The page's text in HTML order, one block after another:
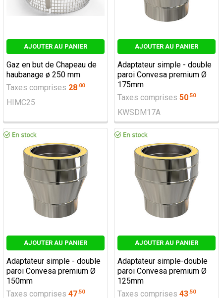
AJOUTER AU PANIER
Gaz en but de Chapeau de
haubanage ø 250 mm
Taxes comprises 28.00
HIMC25
AJOUTER AU PANIER
Adaptateur simple - double
paroi Convesa premium Ø
175mm
Taxes comprises 50.50
KWSDM17A
AJOUTER AU PANIER
Adaptateur simple - double
paroi Convesa premium Ø
150mm
Taxes comprises 47.50
AJOUTER AU PANIER
Adaptateur simple-double
paroi Convesa premium Ø
125mm
Taxes comprises 43.50